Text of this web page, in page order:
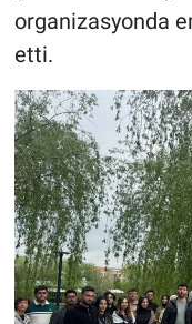
organizasyonda
etti.